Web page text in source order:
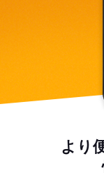
より